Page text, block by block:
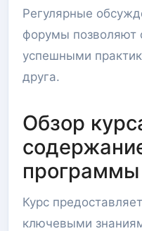
Регулярные
форумы позволяют
успешными
друга.
Обзор
программы
Курс
ключевыми